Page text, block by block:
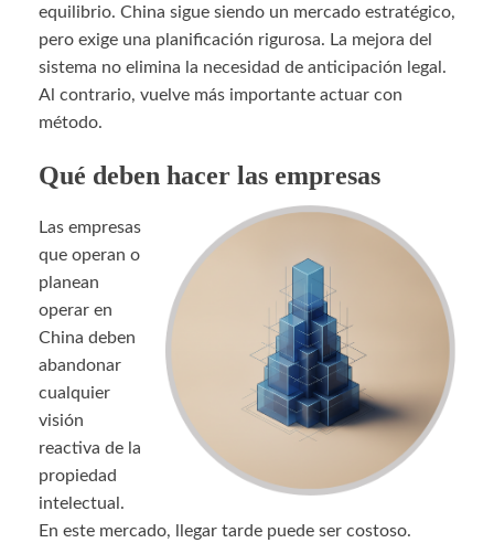
equilibrio. China sigue siendo un mercado estratégico,
pero exige una planificación rigurosa. La mejora del
sistema no elimina la necesidad de anticipación legal.
Al contrario, vuelve más importante actuar con
método.
Qué deben hacer las empresas
Las empresas
que operan o
planean
operar en
China deben
abandonar
cualquier
visión
reactiva de la
propiedad
intelectual.
En este mercado, llegar tarde puede ser costoso.